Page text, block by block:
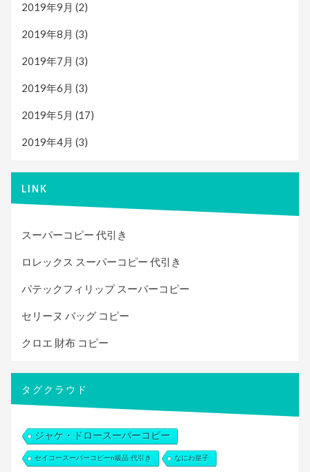
2019年9月 (2)
2019年8月 (3)
2019年7月 (3)
2019年6月 (3)
2019年5月 (17)
2019年4月 (3)
LINK
スーパーコピー 代引き
ロレックス スーパーコピー 代引き
パテックフィリップ スーパーコピー
セリーヌ バッグ コピー
クロエ 財布 コピー
タグクラウド
ジャケ・ドロースーパーコピー
セイコースーパーコピーn級品 代引き なにわ皇子